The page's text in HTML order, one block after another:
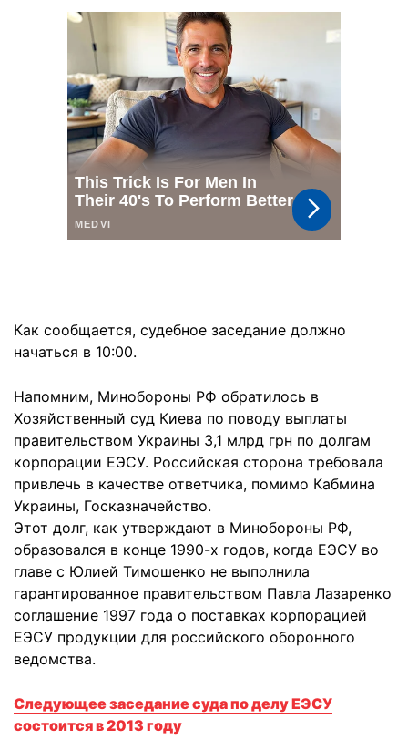
Как сообщается, судебное заседание должно
начаться в 10:00.
Напомним, Минобороны РФ обратилось в
Хозяйственный суд Киева по поводу выплаты
правительством Украины 3,1 млрд грн по долгам
корпорации ЕЭСУ. Российская сторона требовала
привлечь в качестве ответчика, помимо Кабмина
Украины, Госказначейство.
Этот долг, как утверждают в Минобороны РФ,
образовался в конце 1990-х годов, когда ЕЭСУ во
главе с Юлией Тимошенко не выполнила
гарантированное правительством Павла Лазаренко
соглашение 1997 года о поставках корпорацией
ЕЭСУ продукции для российского оборонного
ведомства.
Следующее заседание суда по делу ЕЭСУ
состоится в 2013 году